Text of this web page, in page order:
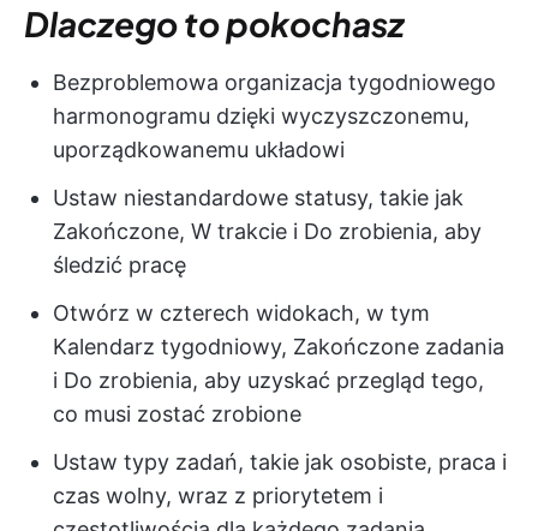
Dlaczego to pokochasz
Bezproblemowa organizacja tygodniowego
harmonogramu dzięki wyczyszczonemu,
uporządkowanemu układowi
Ustaw niestandardowe statusy, takie jak
Zakończone, W trakcie i Do zrobienia, aby
śledzić pracę
Otwórz w czterech widokach, w tym
Kalendarz tygodniowy, Zakończone zadania
i Do zrobienia, aby uzyskać przegląd tego,
co musi zostać zrobione
Ustaw typy zadań, takie jak osobiste, praca i
czas wolny, wraz z priorytetem i